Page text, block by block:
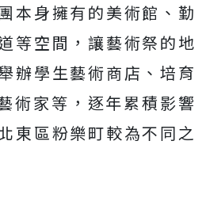
本身擁有的美術館、勤
等空間，讓藝術祭的地
辦學生藝術商店、培育
術家等，逐年累積影響
東區粉樂町較為不同之